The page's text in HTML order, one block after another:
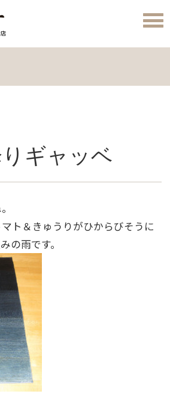
ギャッベ
ト＆きゅうりがひからびそうに
の雨です。